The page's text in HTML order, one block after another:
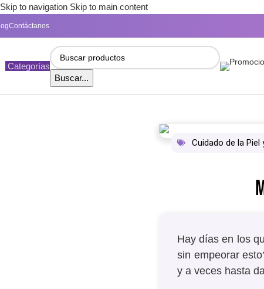
Skip to navigation Skip to main content
Contáctanos
Categorías
Buscar...
Cuidado de la Piel
Hay días en los
sin empeorar
y a veces hasta